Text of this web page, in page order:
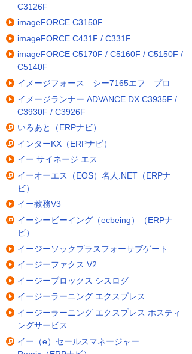
C3126F
imageFORCE C3150F
imageFORCE C431F / C331F
imageFORCE C5170F / C5160F / C5150F /
C5140F
イメージフォース シー7165エフ プロ
イメージランナー ADVANCE DX C3935F /
C3930F / C3926F
いろあと（ERPナビ）
インターKX（ERPナビ）
イー サイネージ エス
イーオーエス（EOS）名人.NET（ERPナ
ビ）
イー教務V3
イーシービーイング（ecbeing）（ERPナ
ビ）
イージーソックプラスフォーサブゲート
イージーファクス V2
イージーブロックス シスログ
イージーラーニング エクスプレス
イージーラーニング エクスプレス ホスティ
ングサービス
イー（e）セールスマネージャー